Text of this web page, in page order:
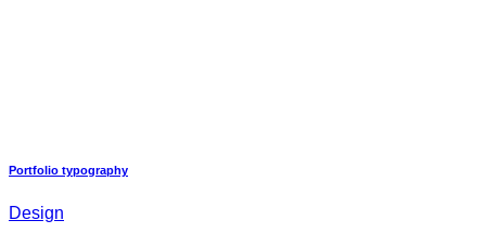
Portfolio typography
Design